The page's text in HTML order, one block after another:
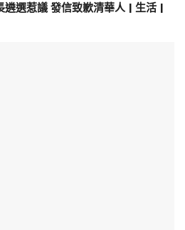
遴選惹議 發信致歉清華人 | 生活 |